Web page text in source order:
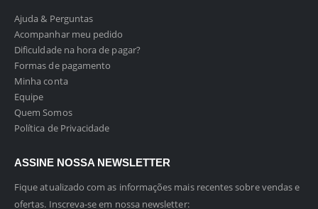
Ajuda & Perguntas
Acompanhar meu pedido
Dificuldade na hora de pagar?
Formas de pagamento
Minha conta
Equipe
Quem Somos
Política de Privacidade
ASSINE NOSSA NEWSLETTER
Fique atualizado com as informações mais recentes sobre vendas e
ofertas. Inscreva-se em nossa newsletter: